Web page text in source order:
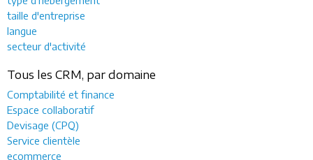
taille d'entreprise
langue
secteur d'activité
Tous les CRM, par domaine
Comptabilité et finance
Espace collaboratif
Devisage (CPQ)
Service clientèle
ecommerce